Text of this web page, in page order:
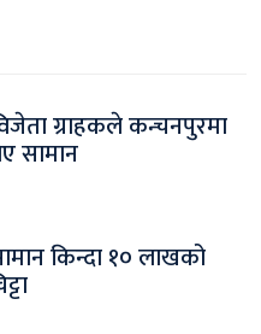
ग्राहकले कन्चनपुरमा
सामान
किन्दा १० लाखको